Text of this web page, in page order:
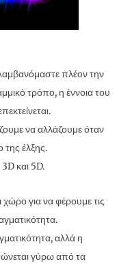
πλέον την
τρόπο, η έννοια του
να αλλάζουμε όταν
έλξης.
και 5D.
για να φέρουμε τις
αλλά η
γύρω από τα